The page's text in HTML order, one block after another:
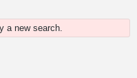
a new search.